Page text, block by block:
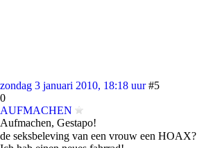
zondag 3 januari 2010, 18:18 uur #5
0
AUFMACHEN
Aufmachen, Gestapo!
de seksbeleving van een vrouw een HOAX?